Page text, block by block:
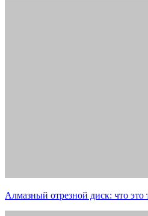
Алмазный отрезной диск: что это